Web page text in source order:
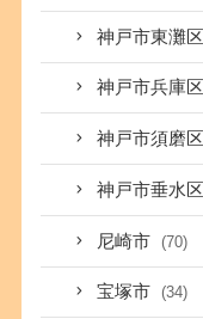
神戸市東灘区
神戸市兵庫区
神戸市須磨区
神戸市垂水区
尼崎市 (70)
宝塚市 (34)